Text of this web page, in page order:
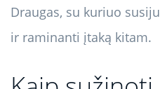
Draugas, su kuriuo
ir raminanti įtaką kitam.